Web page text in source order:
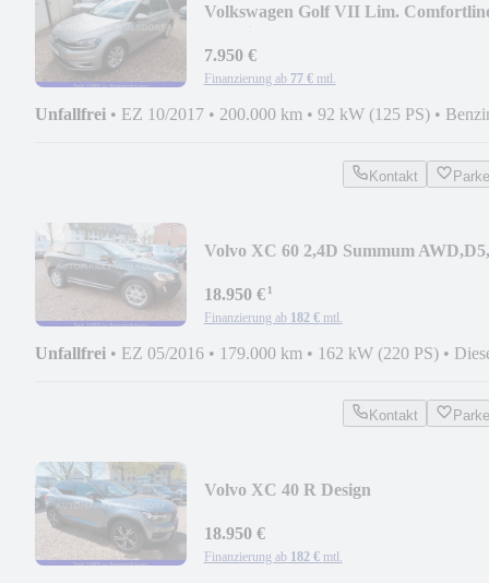
Volkswagen Golf VII Lim.
7.950 €
Finanzierung ab 77 € mtl.
Unfallfrei • EZ 10/2017 • 200.000 km • 92 kW (125 PS) •
Kontakt
Volvo XC 60 2,4D Summum
18.950 €¹
Finanzierung ab 182 € mtl.
Unfallfrei • EZ 05/2016 • 179.000 km • 162 kW (220 PS) •
Kontakt
Volvo XC 40 R Design
18.950 €
Finanzierung ab 182 € mtl.